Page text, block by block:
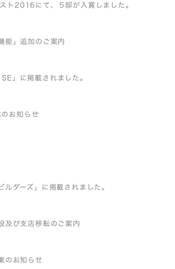
ト2016にて、５邸が入賞しました。
能」追加のご案内
」に掲載されました。
お知らせ
ルダーズ」に掲載されました。
及び支店移転のご案内
のお知らせ